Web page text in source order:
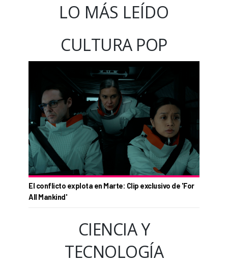
LO MÁS LEÍDO
CULTURA POP
El conflicto explota en Marte: Clip exclusivo de 'For
All Mankind'
CIENCIA Y
TECNOLOGÍA